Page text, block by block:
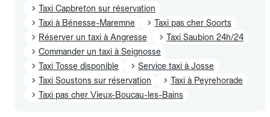
Taxi Capbreton sur réservation
Taxi à Bénesse-Maremne
Taxi pas cher Soorts
Réserver un taxi à Angresse
Taxi Saubion 24h/24
Commander un taxi à Seignosse
Taxi Tosse disponible
Service taxi à Josse
Taxi Soustons sur réservation
Taxi à Peyrehorade
Taxi pas cher Vieux-Boucau-les-Bains